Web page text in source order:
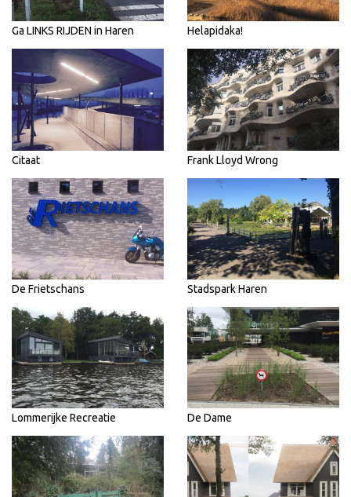
Ga LINKS RIJDEN in Haren Helapidaka!
Citaat Frank Lloyd Wrong
De Frietschans Stadspark Haren
Lommerijke Recreatie De Dame